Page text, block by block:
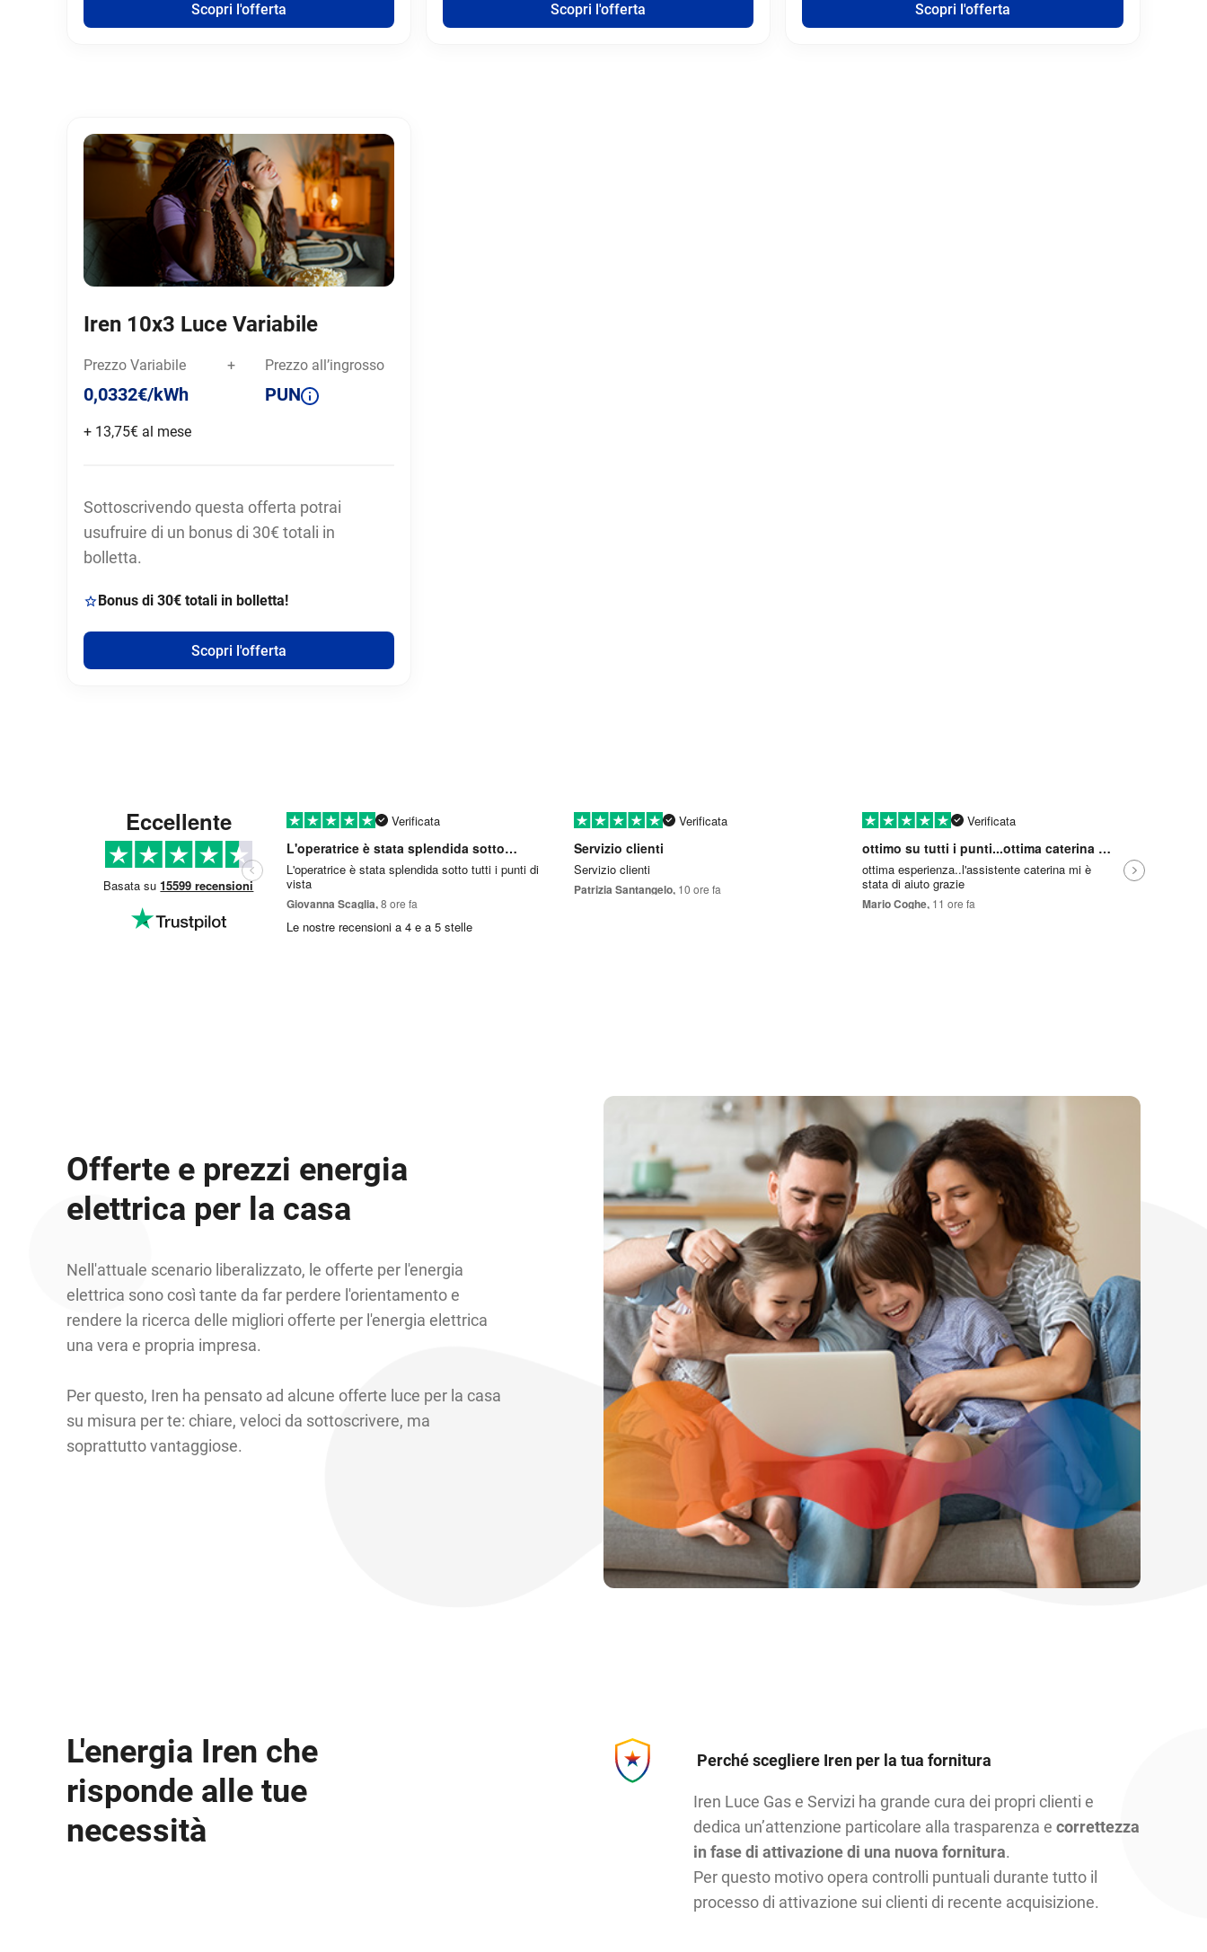
Scopri l'offerta Scopri l'offerta Scopri l'offerta
Iren 10x3 Luce Variabile
Prezzo Variabile
0,0332€/kWh
+ Prezzo all’ingrosso
PUN
+ 13,75€ al mese
Sottoscrivendo questa offerta potrai
usufruire di un bonus di 30€ totali in
bolletta.
Bonus di 30€ totali in bolletta!
Scopri l'offerta
Eccellente
Basata su15599 recensioni
Verificata
L'operatrice è stata splendida sotto…
L'operatrice è stata splendida sotto tutti i punti di
vista
Giovanna Scaglia,8 ore fa
Verificata
Servizio clienti
Servizio clienti
Patrizia Santangelo, 10 ore fa
Verificata
ottimo su tutti i punti...ottima caterina per l'assistenza che mi ha dato
ottima esperienza..l'assistente caterina mi è
stata di aiuto grazie
Mario Coghe, 11 ore fa
Le nostre recensioni a 4 e a 5 stelle
Offerte e prezzi energia
elettrica per la casa
Nell'attuale scenario liberalizzato, le offerte per l'energia
elettrica sono così tante da far perdere l'orientamento e
rendere la ricerca delle migliori offerte per l'energia elettrica
una vera e propria impresa.
Per questo, Iren ha pensato ad alcune offerte luce per la casa
su misura per te: chiare, veloci da sottoscrivere, ma
soprattutto vantaggiose.
L'energia Iren che
risponde alle tue
necessità
Perché scegliere Iren per la tua fornitura
Iren Luce Gas e Servizi ha grande cura dei propri clienti e
dedica un’attenzione particolare alla trasparenza e correttezza
in fase di attivazione di una nuova fornitura.
Per questo motivo opera controlli puntuali durante tutto il
processo di attivazione sui clienti di recente acquisizione.